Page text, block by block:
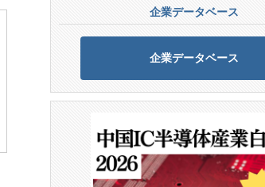
企業データベース
企業データベース